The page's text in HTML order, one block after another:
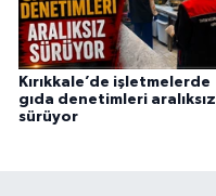
Kırıkkale’de işletmelerde
gıda denetimleri aralıksız
sürüyor